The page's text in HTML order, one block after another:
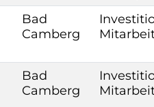
Bad
Camberg
Bad
Camberg